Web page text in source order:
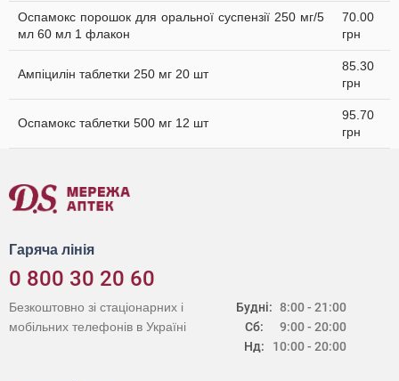
Оспамокс порошок для оральної суспензії 250 мг/5
мл 60 мл 1 флакон
70.00
грн
Ампіцилін таблетки 250 мг 20 шт
85.30
грн
Оспамокс таблетки 500 мг 12 шт
95.70
грн
Гаряча лінія
0 800 30 20 60
Будні:
Сб:
Нд:
8:00 - 21:00
9:00 - 20:00
10:00 - 20:00
Безкоштовно зі стаціонарних і
мобільних телефонів в Україні